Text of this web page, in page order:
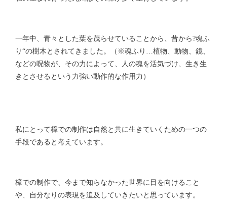
一年中、青々とした葉を茂らせていることから、昔から?魂ふ
り“の樹木とされてきました。（※魂ふり…植物、動物、鏡、
などの呪物が、その力によって、人の魂を活気づけ、生き生
きとさせるという力強い動作的な作用力）
私にとって樟での制作は自然と共に生きていくための一つの
手段であると考えています。
樟での制作で、今まで知らなかった世界に目を向けること
や、自分なりの表現を追及していきたいと思っています。